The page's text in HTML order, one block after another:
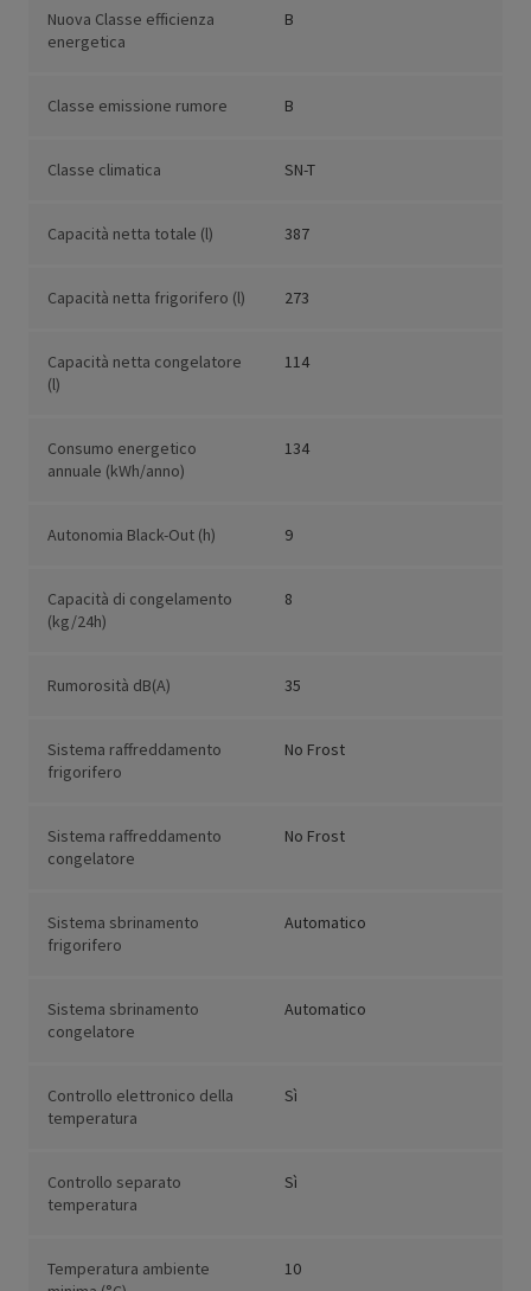
Nuova Classe efficienza
energetica
B
Classe emissione rumore B
Classe climatica SN-T
Capacità netta totale (l) 387
Capacità netta frigorifero (l) 273
Capacità netta congelatore
(l)
114
Consumo energetico
annuale (kWh/anno)
134
Autonomia Black-Out (h) 9
Capacità di congelamento
(kg/24h)
8
Rumorosità dB(A) 35
Sistema raffreddamento
frigorifero
No Frost
Sistema raffreddamento
congelatore
No Frost
Sistema sbrinamento
frigorifero
Automatico
Sistema sbrinamento
congelatore
Automatico
Controllo elettronico della
temperatura
Sì
Controllo separato
temperatura
Sì
Temperatura ambiente
10